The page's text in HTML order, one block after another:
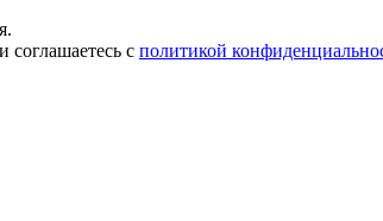
соглашаетесь с политикой